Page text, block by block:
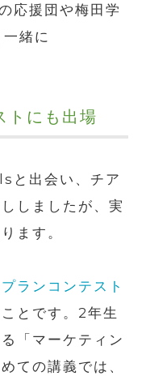
応援団や梅田学
緒に
トにも出場
と出会い、チア
しましたが、実
ます。
ランコンテスト
とです。 2年生
「マーケティン
ての講義では、